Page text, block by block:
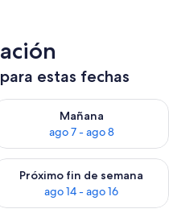
estas fechas
ago 6 - ago 7
Mañana
ago 7 - ago 8
la disponibilidad
fin de semana ago 7 -
Próximo fin de semana
ago 14 - ago 16
la disponibilidad